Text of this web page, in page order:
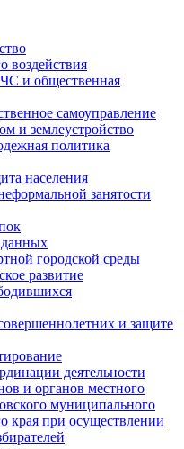
воздействия
и общественная
самоуправление
и землеустройство
политика
населения
занятости
городской среды
развитие
и защите
деятельности
и органов местного
муниципального
края при осуществлении